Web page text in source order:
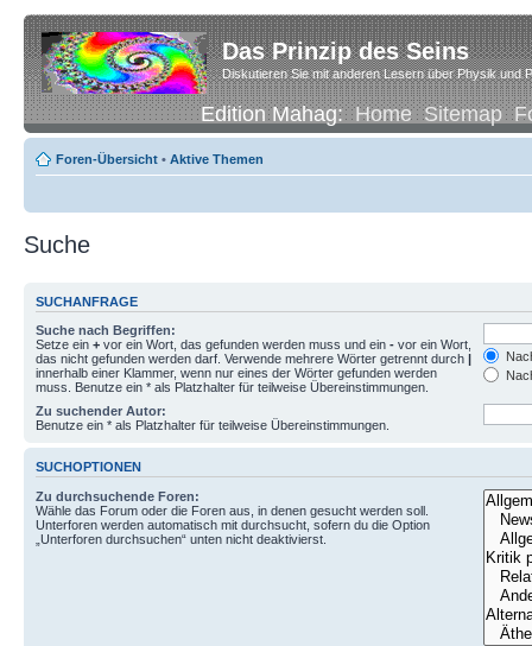
Das Prinzip des Seins
Diskutieren Sie mit anderen Lesern über Physik und
Edition Mahag:Home Sitemap
Foren-Übersicht • Aktive Themen
Suche
SUCHANFRAGE
Suche nach Begriffen:
Setze ein + vor ein Wort, das gefunden werden muss und ein - vor ein Wort,
das nicht gefunden werden darf. Verwende mehrere Wörter getrennt durch |
innerhalb einer Klammer, wenn nur eines der Wörter gefunden werden
muss. Benutze ein * als Platzhalter für teilweise Übereinstimmungen.
Zu suchender Autor:
Benutze ein * als Platzhalter für teilweise Übereinstimmungen.
SUCHOPTIONEN
Zu durchsuchende Foren:
Wähle das Forum oder die Foren aus, in denen gesucht werden soll.
Unterforen werden automatisch mit durchsucht, sofern du die Option
„Unterforen durchsuchen“ unten nicht deaktivierst.